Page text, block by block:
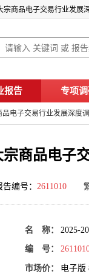
报告 专项
品电子交易行业发展深度
宗商品电子
告编号： 2611010
名 称： 2025-
编 号：
市场价： 电子版